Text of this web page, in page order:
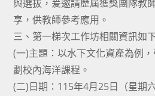
與選拔，爰邀請歷屆獲獎團隊教
享，供教師參考應用。
三、第一梯次工作坊相關資訊如
(一)主題：以水下文化資產為例
劃校內海洋課程。
(二)日期：115年4月25日（星期